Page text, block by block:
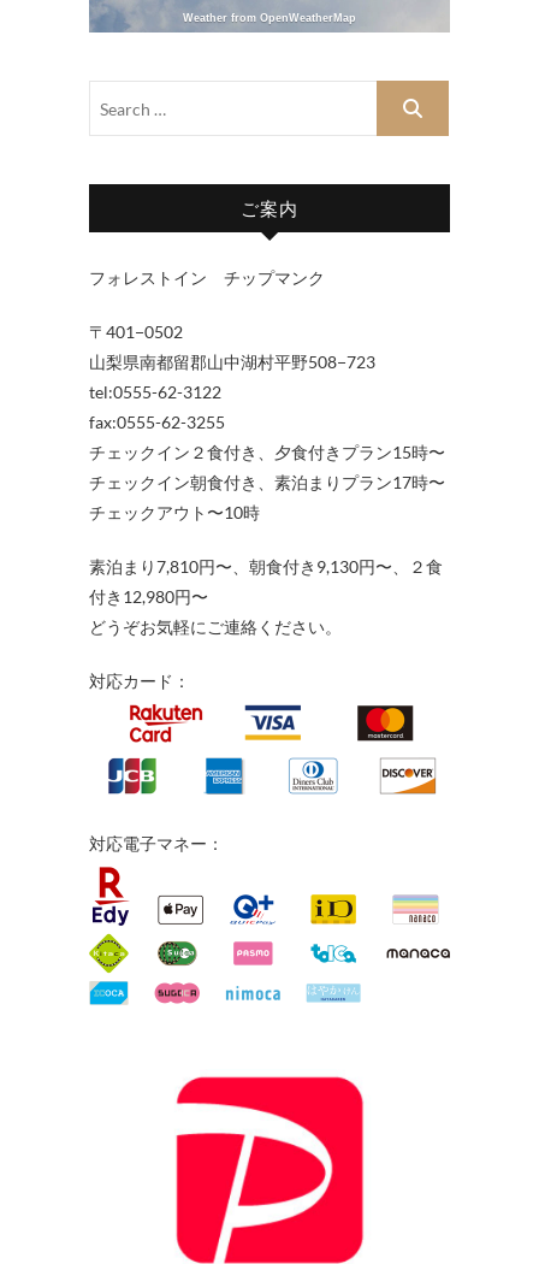
Weather from OpenWeatherMap
ご案内
フォレストイン チップマンク
〒401−0502
山梨県南都留郡山中湖村平野508−723
tel:0555-62-3122
fax:0555-62-3255
チェックイン２食付き、夕食付きプラン15時〜
チェックイン朝食付き、素泊まりプラン17時〜
チェックアウト〜10時
素泊まり7,810円〜、朝食付き9,130円〜、２食
付き12,980円〜
どうぞお気軽にご連絡ください。
対応カード：
対応電子マネー：